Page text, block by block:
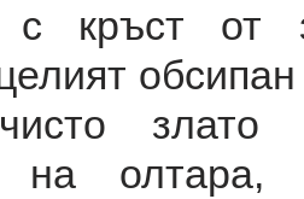
с кръст от
злато
на